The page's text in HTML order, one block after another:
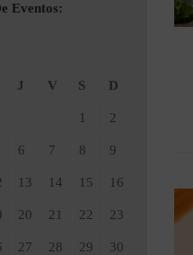
Eventos:
J V S D
1 2
6 7 8 9
13 14 15 16
20 21 22 23
27 28 29 30